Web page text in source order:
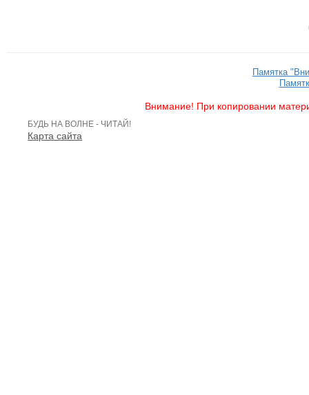
Памятка
Внимание! При копировании
БУДЬ НА ВОЛНЕ - ЧИТАЙ!
Карта сайта